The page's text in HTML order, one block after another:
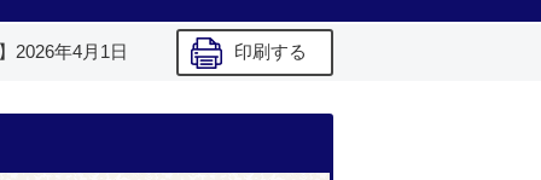
2026年4月1日 印刷する